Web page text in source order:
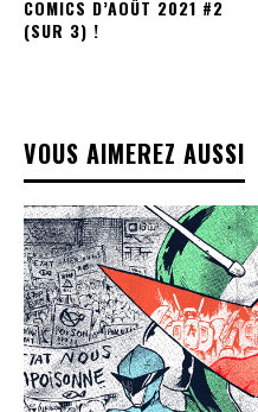
COMICS D’AOÛT 2021 #2
(SUR 3) !
VOUS AIMEREZ AUSSI